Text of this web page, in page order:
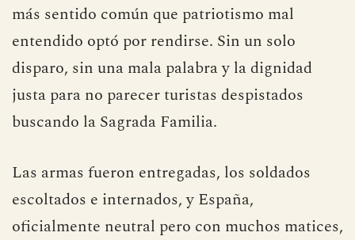
más sentido común que patriotismo mal
entendido optó por rendirse. Sin un solo
disparo, sin una mala palabra y la dignidad
justa para no parecer turistas despistados
buscando la Sagrada Familia.
Las armas fueron entregadas, los soldados
escoltados e internados, y España,
oficialmente neutral pero con muchos matices,